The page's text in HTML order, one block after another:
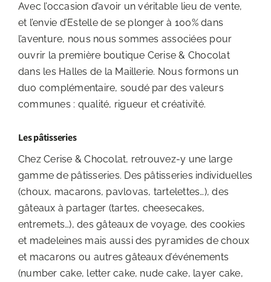
Avec l’occasion d’avoir un véritable lieu de vente,
et l’envie d’Estelle de se plonger à 100% dans
l’aventure, nous nous sommes associées pour
ouvrir la première boutique Cerise & Chocolat
dans les Halles de la Maillerie. Nous formons un
duo complémentaire, soudé par des valeurs
communes : qualité, rigueur et créativité.
Les pâtisseries
Chez Cerise & Chocolat, retrouvez-y une large
gamme de pâtisseries. Des pâtisseries individuelles
(choux, macarons, pavlovas, tartelettes…), des
gâteaux à partager (tartes, cheesecakes,
entremets…), des gâteaux de voyage, des cookies
et madeleines mais aussi des pyramides de choux
et macarons ou autres gâteaux d’événements
(number cake, letter cake, nude cake, layer cake,